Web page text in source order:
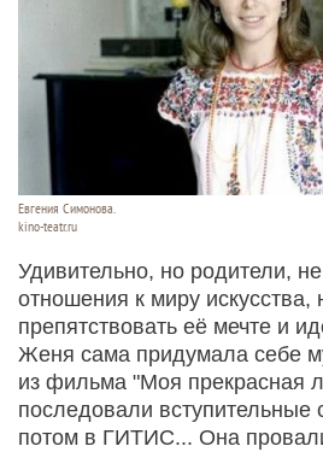
Евгения Симонова.
kino-teatr.ru
Удивительно, но родители,
отношения к миру искусства,
препятствовать её мечте и
Женя сама придумала себе
из фильма "Моя прекрасная
последовали
потом в ГИТИС... Она